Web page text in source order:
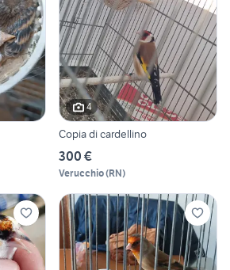
4
Copia di cardellino
300 €
Verucchio(RN)